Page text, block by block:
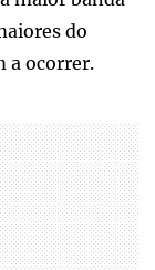
do
a ocorrer.